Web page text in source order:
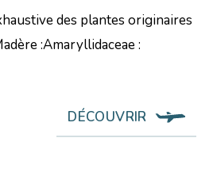
des plantes originaires
:Amaryllidaceae :
DÉCOUVRIR